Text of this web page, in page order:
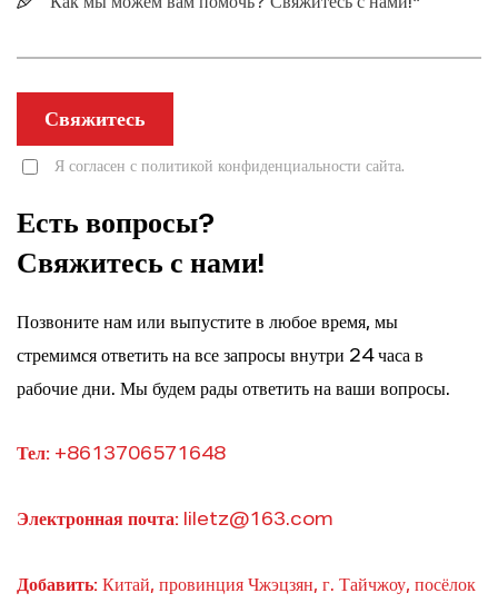
Свяжитесь
Я согласен с политикой конфиденциальности сайта.
Есть вопросы?
Свяжитесь с нами!
Позвоните нам или выпустите в любое время, мы
стремимся ответить на все запросы внутри 24 часа в
рабочие дни. Мы будем рады ответить на ваши вопросы.
Тел: +8613706571648
Электронная почта: liletz@163.com
Добавить: Китай, провинция Чжэцзян, г. Тайчжоу, посёлок